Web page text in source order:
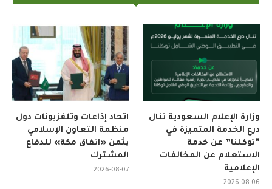
اتحاد إذاعات وتلفزيونات دول
منظمة التعاون الإسلامي
يثمن «اتفاق مكة» للدفاع
المشترك
2026-08-07
وزارة الإعلام السعودية تنال
درع الخدمة المتميزة في
“توكلنا” عن خدمة
الاستعلام عن المخالفات
الإعلامية
2026-08-06